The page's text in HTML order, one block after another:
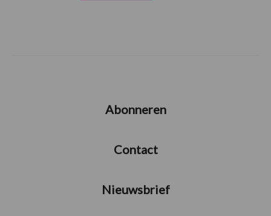
Abonneren
Contact
Nieuwsbrief